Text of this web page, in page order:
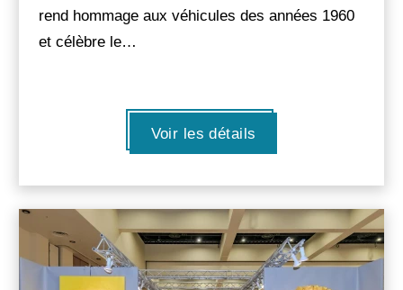
rend hommage aux véhicules des années 1960
et célèbre le…
Voir les détails